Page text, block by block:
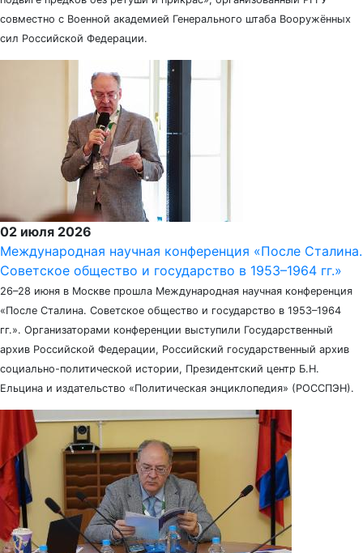
совместно с Военной академией Генерального штаба Вооружённых
сил Российской Федерации.
02 июля 2026
Международная научная конференция «После Сталина.
Советское общество и государство в 1953–1964 гг.»
26–28 июня в Москве прошла Международная научная конференция
«После Сталина. Советское общество и государство в 1953–1964
гг.». Организаторами конференции выступили Государственный
архив Российской Федерации, Российский государственный архив
социально-политической истории, Президентский центр Б.Н.
Ельцина и издательство «Политическая энциклопедия» (РОССПЭН).